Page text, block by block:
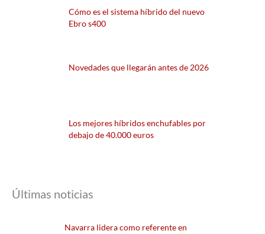
Cómo es el sistema híbrido del nuevo
Ebro s400
Novedades que llegarán antes de 2026
Los mejores híbridos enchufables por
debajo de 40.000 euros
Últimas noticias
Navarra lidera como referente en